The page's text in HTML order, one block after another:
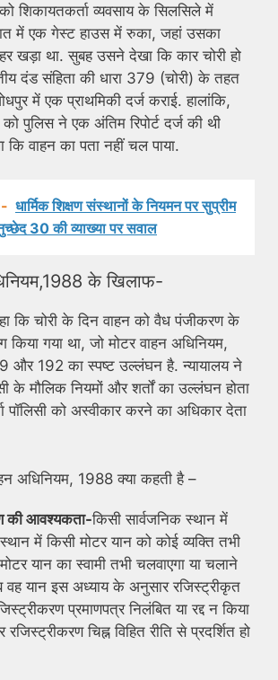
शिकायतकर्ता व्यवसाय के सिलसिले में
में एक गेस्ट हाउस में रुका, जहां उसका
खड़ा था. सुबह उसने देखा कि कार चोरी हो
दंड संहिता की धारा 379 (चोरी) के तहत
में एक प्राथमिकी दर्ज कराई. हालांकि,
पुलिस ने एक अंतिम रिपोर्ट दर्ज की थी
कि वाहन का पता नहीं चल पाया.
धार्मिक शिक्षण संस्थानों के नियमन पर सुप्रीम
30 की व्याख्या पर सवाल
के खिलाफ-
कि चोरी के दिन वाहन को वैध पंजीकरण के
किया गया था, जो मोटर वाहन अधिनियम,
और 192 का स्पष्ट उल्लंघन है. न्यायालय ने
के मौलिक नियमों और शर्तों का उल्लंघन होता
पॉलिसी को अस्वीकार करने का अधिकार देता
अधिनियम, 1988 क्या कहती है –
कीआवश्यकता-किसी सार्वजनिक स्थान में
में किसी मोटर यान को कोई व्यक्ति तभी
यान का स्वामी तभी चलवाएगा या चलाने
वह यान इस अध्याय के अनुसार रजिस्ट्रीकृत
प्रमाणपत्र निलंबित या रद्द न किया
चिह्न विहित रीति से प्रदर्शित हो